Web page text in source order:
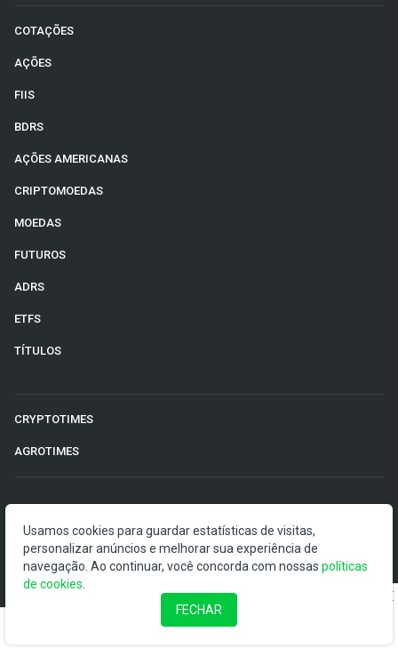
COTAÇÕES
AÇÕES
FIIS
BDRS
AÇÕES AMERICANAS
CRIPTOMOEDAS
MOEDAS
FUTUROS
ADRS
ETFS
TÍTULOS
CRYPTOTIMES
AGROTIMES
O Money Times publica matérias de cunho jornalístico, que
visam a democratização da informação. Nossas
publicações devem ser compreendidas como boletins
anunciadores e divulgadores, e não como uma
Usamos cookies para guardar estatísticas de visitas,
personalizar anúncios e melhorar sua experiência de
navegação. Ao continuar, você concorda com nossas políticas
de cookies
FECHAR